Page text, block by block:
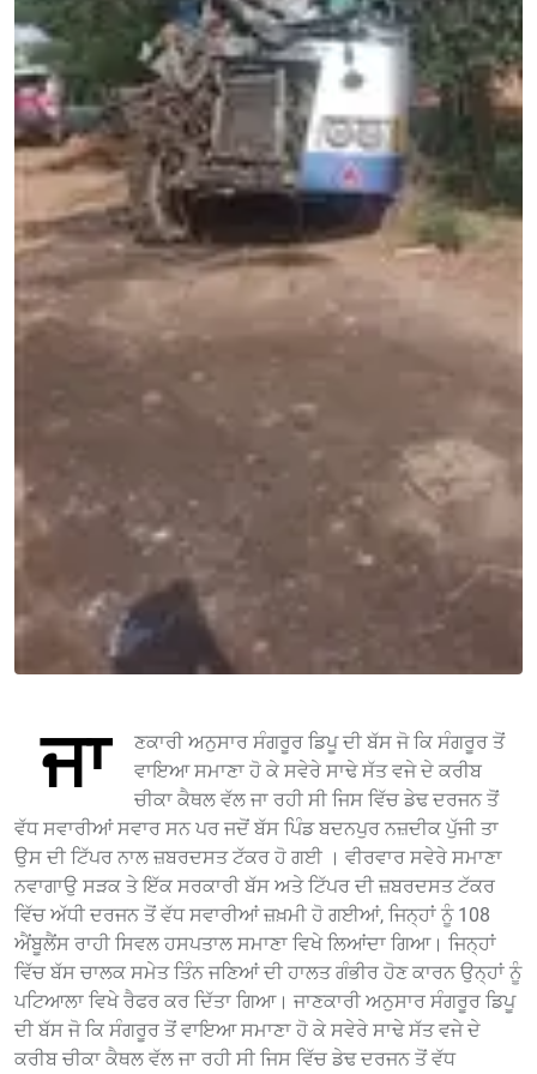
ਜਾ
ਣਕਾਰੀ ਅਨੁਸਾਰ ਸੰਗਰੂਰ ਡਿਪੂ ਦੀ ਬੱਸ ਜੋ ਕਿ ਸੰਗਰੂਰ ਤੋਂ
ਵਾਇਆ ਸਮਾਣਾ ਹੋ ਕੇ ਸਵੇਰੇ ਸਾਢੇ ਸੱਤ ਵਜੇ ਦੇ ਕਰੀਬ
ਚੀਕਾ ਕੈਥਲ ਵੱਲ ਜਾ ਰਹੀ ਸੀ ਜਿਸ ਵਿੱਚ ਡੇਢ ਦਰਜਨ ਤੋਂ
ਵੱਧ ਸਵਾਰੀਆਂ ਸਵਾਰ ਸਨ ਪਰ ਜਦੋਂ ਬੱਸ ਪਿੰਡ ਬਦਨਪੁਰ ਨਜ਼ਦੀਕ ਪੁੱਜੀ ਤਾ
ਉਸ ਦੀ ਟਿੱਪਰ ਨਾਲ ਜ਼ਬਰਦਸਤ ਟੱਕਰ ਹੋ ਗਈ । ਵੀਰਵਾਰ ਸਵੇਰੇ ਸਮਾਣਾ
ਨਵਾਗਾਉ ਸੜਕ ਤੇ ਇੱਕ ਸਰਕਾਰੀ ਬੱਸ ਅਤੇ ਟਿੱਪਰ ਦੀ ਜ਼ਬਰਦਸਤ ਟੱਕਰ
ਵਿੱਚ ਅੱਧੀ ਦਰਜਨ ਤੋਂ ਵੱਧ ਸਵਾਰੀਆਂ ਜ਼ਖ਼ਮੀ ਹੋ ਗਈਆਂ, ਜਿਨ੍ਹਾਂ ਨੂੰ 108
ਐਂਬੂਲੈਂਸ ਰਾਹੀ ਸਿਵਲ ਹਸਪਤਾਲ ਸਮਾਣਾ ਵਿਖੇ ਲਿਆਂਦਾ ਗਿਆ। ਜਿਨ੍ਹਾਂ
ਵਿੱਚ ਬੱਸ ਚਾਲਕ ਸਮੇਤ ਤਿੰਨ ਜਣਿਆਂ ਦੀ ਹਾਲਤ ਗੰਭੀਰ ਹੋਣ ਕਾਰਨ ਉਨ੍ਹਾਂ ਨੂੰ
ਪਟਿਆਲਾ ਵਿਖੇ ਰੈਫਰ ਕਰ ਦਿੱਤਾ ਗਿਆ। ਜਾਣਕਾਰੀ ਅਨੁਸਾਰ ਸੰਗਰੂਰ ਡਿਪੂ
ਦੀ ਬੱਸ ਜੋ ਕਿ ਸੰਗਰੂਰ ਤੋਂ ਵਾਇਆ ਸਮਾਣਾ ਹੋ ਕੇ ਸਵੇਰੇ ਸਾਢੇ ਸੱਤ ਵਜੇ ਦੇ
ਕਰੀਬ ਚੀਕਾ ਕੈਥਲ ਵੱਲ ਜਾ ਰਹੀ ਸੀ ਜਿਸ ਵਿੱਚ ਡੇਢ ਦਰਜਨ ਤੋਂ ਵੱਧ